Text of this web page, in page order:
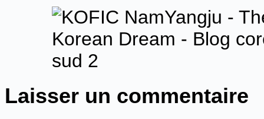
Laisser un commentaire